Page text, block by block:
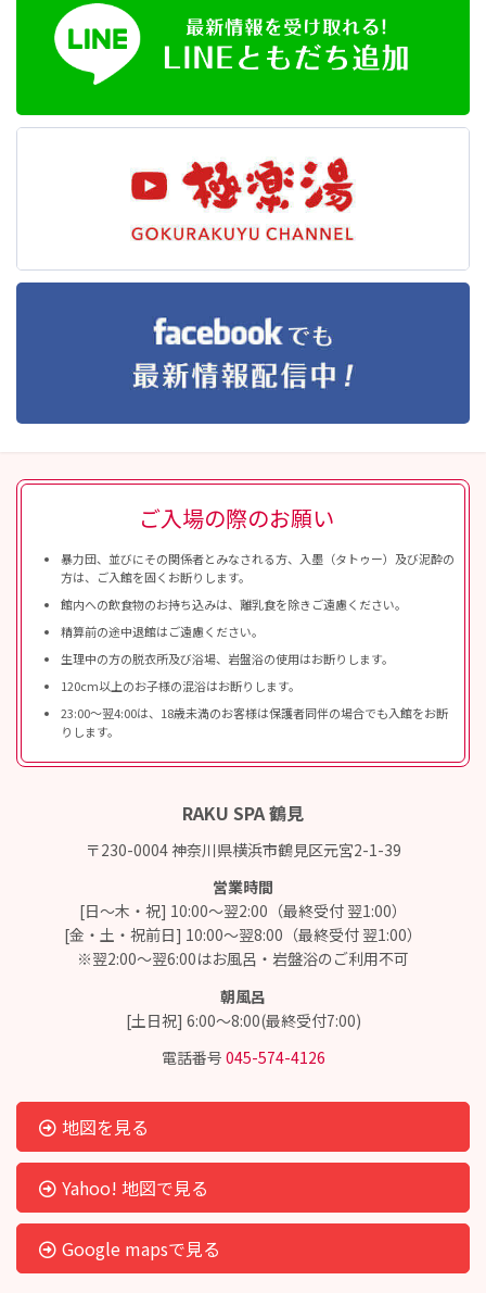
ご入場の際のお願い
暴力団、並びにその関係者とみなされる方、入墨（タトゥー）及び泥酔の
方は、ご入館を固くお断りします。
館内への飲食物のお持ち込みは、離乳食を除きご遠慮ください。
精算前の途中退館はご遠慮ください。
生理中の方の脱衣所及び浴場、岩盤浴の使用はお断りします。
120cm以上のお子様の混浴はお断りします。
23:00〜翌4:00は、18歳未満のお客様は保護者同伴の場合でも入館をお断
りします。
RAKU SPA 鶴見
〒230-0004 神奈川県横浜市鶴見区元宮2-1-39
営業時間
[日～木・祝] 10:00～翌2:00（最終受付 翌1:00）
[金・土・祝前日] 10:00～翌8:00（最終受付 翌1:00）
※翌2:00～翌6:00はお風呂・岩盤浴のご利用不可
朝風呂
[土日祝] 6:00～8:00(最終受付7:00)
電話番号 045-574-4126
地図を見る
Yahoo! 地図で見る
Google mapsで見る